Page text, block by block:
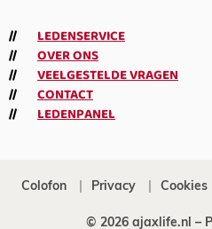
LEDENSERVICE
OVER ONS
VEELGESTELDE VRAGEN
CONTACT
LEDENPANEL
Colofon Privacy Cookies
© 2026 ajaxlife.nl –